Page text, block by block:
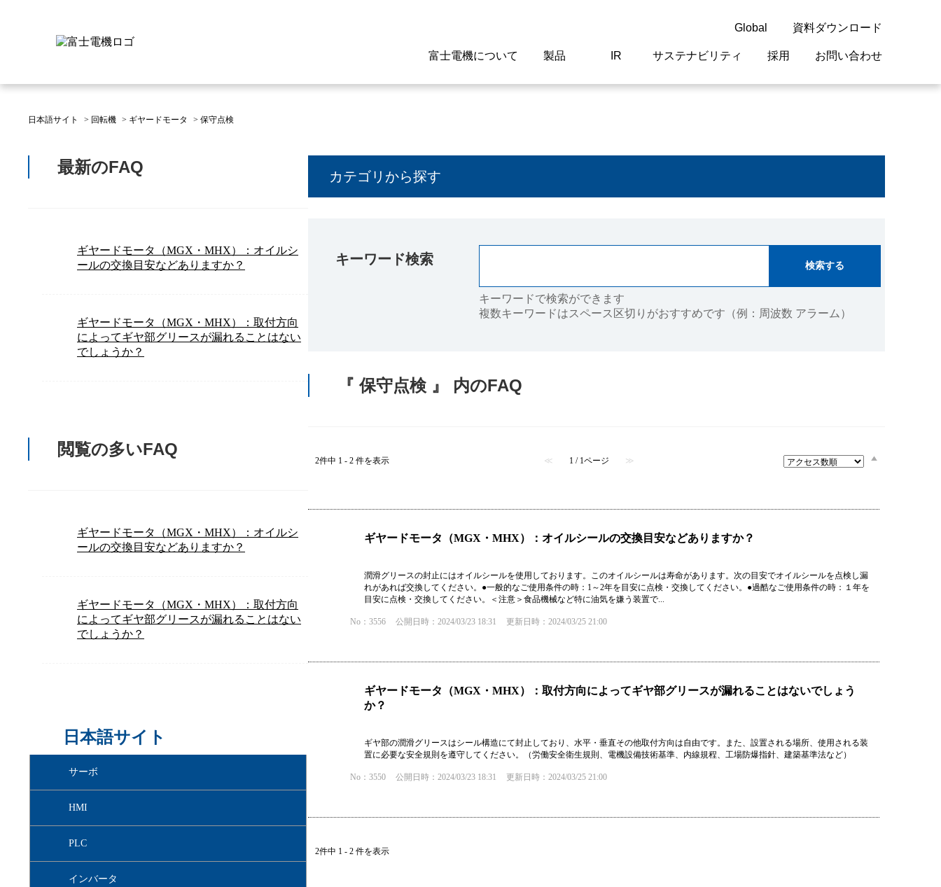
Global
閉じる
資料ダウンロード
富士電機について
経営の考え方 事業紹介
企業活動
製品
特高高圧 受配電設備 電源機器
監視制御システム
保守・保全
セミナー・研修情報
IR
財務・業績 株式・債券情報
サステナビリティ
環境 社会
採用
高卒採用情報 キャリア採用情報
お問い合わせ
企業情報について 当ウェブサイトについて
日本語サイト > 回転機 > ギヤードモータ > 保守点検
最新のFAQ
ギヤードモータ（MGX・MHX）：オイルシ
ールの交換目安などありますか？
ギヤードモータ（MGX・MHX）：取付方向
によってギヤ部グリースが漏れることはない
でしょうか？
閲覧の多いFAQ
ギヤードモータ（MGX・MHX）：オイルシ
ールの交換目安などありますか？
ギヤードモータ（MGX・MHX）：取付方向
によってギヤ部グリースが漏れることはない
でしょうか？
日本語サイト
サーボ
HMI
PLC
インバータ
カテゴリから探す
キーワード検索
キーワードで検索ができます
複数キーワードはスペース区切りがおすすめです（例：周波数 アラーム）
『 保守点検 』 内のFAQ
2件中 1 - 2 件を表示 ≪ 1 / 1ページ ≫
ギヤードモータ（MGX・MHX）：オイルシールの交換目安などありますか？
潤滑グリースの封止にはオイルシールを使用しております。このオイルシールは寿命があります。次の目安でオイルシールを点検し漏
れがあれば交換してください。●一般的なご使用条件の時：1～2年を目安に点検・交換してください。●過酷なご使用条件の時：１年を
目安に点検・交換してください。＜注意＞食品機械など特に油気を嫌う装置で...
No：3556 公開日時：2024/03/23 18:31 更新日時：2024/03/25 21:00
ギヤードモータ（MGX・MHX）：取付方向によってギヤ部グリースが漏れることはないでしょう
か？
ギヤ部の潤滑グリースはシール構造にて封止しており、水平・垂直その他取付方向は自由です。また、設置される場所、使用される装
置に必要な安全規則を遵守してください。（労働安全衛生規則、電機設備技術基準、内線規程、工場防爆指針、建築基準法など）
No：3550 公開日時：2024/03/23 18:31 更新日時：2024/03/25 21:00
2件中 1 - 2 件を表示